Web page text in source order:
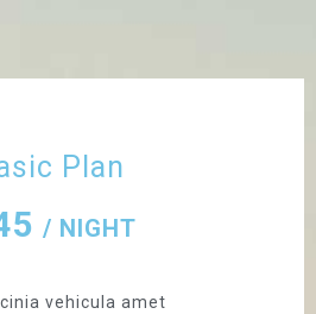
Plan
/ NIGHT
vehicula amet